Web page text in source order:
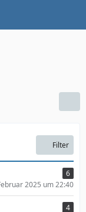
Filter
6
2025 um 22:40
4